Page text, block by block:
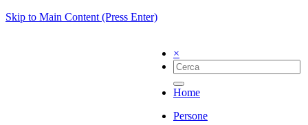
Skip to Main Content (Press Enter)
×
Home
Persone